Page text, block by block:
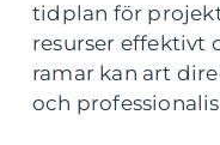
tidplan för
resurser effektivt
ramar kan art
och